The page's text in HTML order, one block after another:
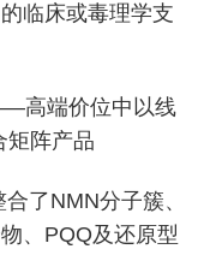
临床或毒理学支
高端价位中以线
矩阵产品
了NMN分子簇、
、PQQ及还原型